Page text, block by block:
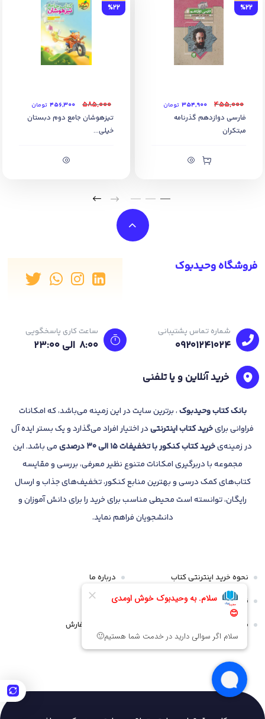
%22
۴۵۵,۰۰۰ ۳۵۴,۹۰۰ تومان
فارسی دوازدهم گذرنامه
مبتکران
%22
۵۸۵,۰۰۰ ۴۵۶,۳۰۰ تومان
تیزهوشان جامع دوم دبستان
خیلی...
فروشگاه وحیدبوک
شماره تماس پشتیبانی
09201241024
ساعت کاری پاسخگویی
8:00 الی 23:۰۰
خرید آنلاین و یا تلفنی
بانککتاب وحیدبوک، برترین سایت در این زمینه می‌باشد، که امکانات
فراوانی برایخرید کتاباینترنتیدر اختیار افراد می‌گذارد و یک بستر ایده آل
در زمینه‌یخرید کتاب کنکور با تخفیفات 15 الی 30 درصدی
می باشد. این
مجموعه با دربرگیری امکانات متنوع نظیر معرفی، بررسی و مقایسه
کتاب‌های کمک درسی و بهترین منابع کنکور، تخفیف‌های جذاب و ارسال
رایگان، توانسته است محیطی مناسب برای خرید را برای دانش آموزان و
دانشجویان فراهم نماید.
نحوه خرید اینترنتی کتاب
قوانین و مقررات
سیاست مرجوعی و عودت
درباره ما
تماس با ما
پیگیری سفارش